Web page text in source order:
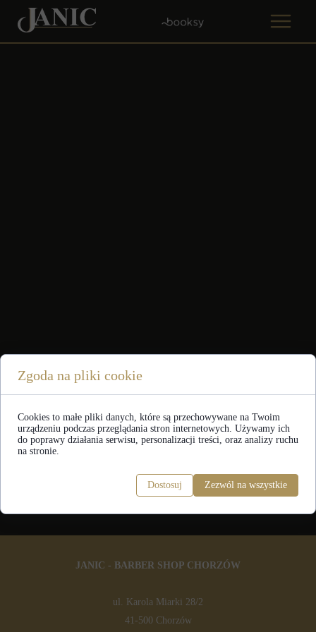
JANIC - BARBER SHOP CHORZÓW
ul. Karola Miarki 28/2
41-500 Chorzów
Zgoda na pliki cookie
Cookies to małe pliki danych, które są przechowywane na Twoim
urządzeniu podczas przeglądania stron internetowych. Używamy ich
do poprawy działania serwisu, personalizacji treści, oraz analizy ruchu
na stronie.
Dostosuj Zezwól na wszystkie